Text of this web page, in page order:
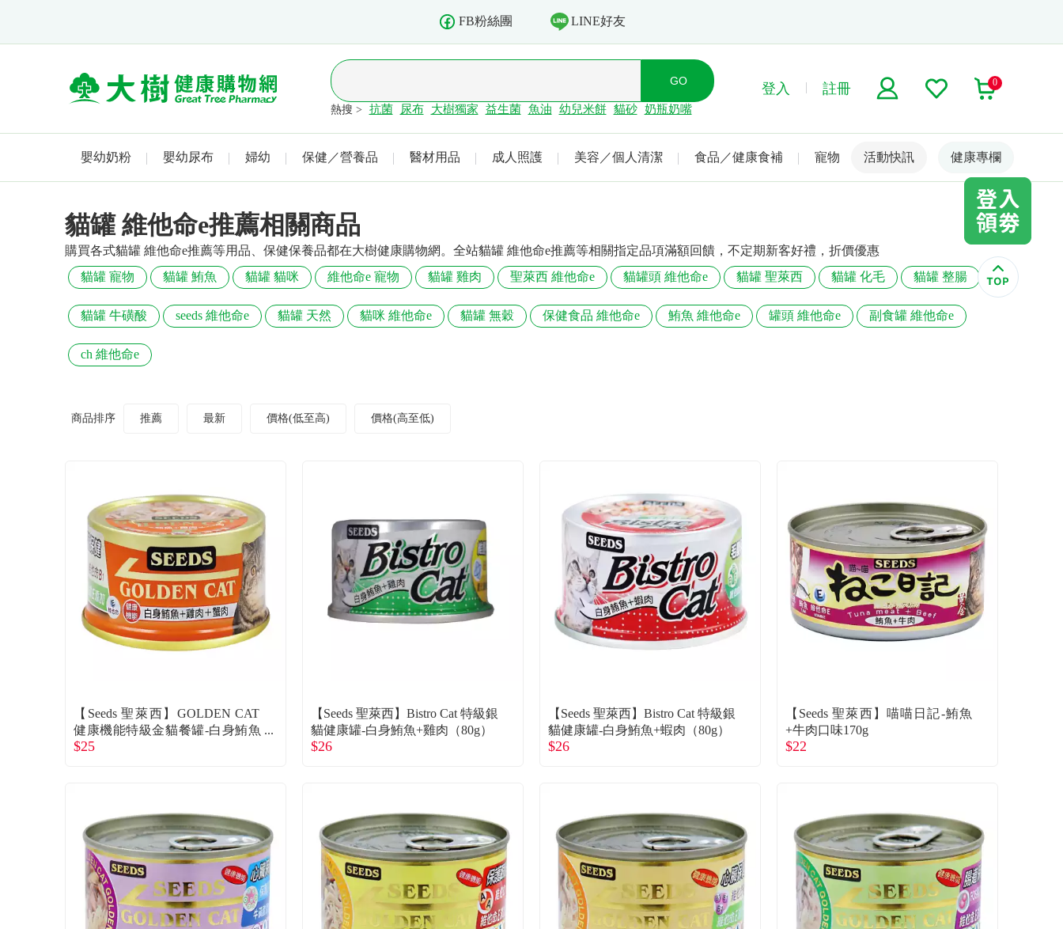
FB粉絲團 LINE好友
熱搜 > 抗菌 尿布 大樹獨家 益生菌 魚油 幼兒米餅 貓砂 奶瓶奶嘴
登入 註冊 0
嬰幼奶粉 嬰幼尿布 婦幼 保健／營養品 醫材用品 成人照護 美容／個人清潔 食品／健康食補 寵物 名人嚴選
活動快訊 健康專欄
貓罐 維他命e推薦相關商品
購買各式貓罐 維他命e推薦等用品、保健保養品都在大樹健康購物網。全站貓罐 維他命e推薦等相關指定品項滿額回饋，不定期新客好禮，折價優惠
貓罐 寵物
貓罐 鮪魚 貓罐 貓咪 維他命e 寵物 貓罐 雞肉 聖萊西 維他命e 貓罐頭 維他命e 貓罐 聖萊西 貓罐 化毛 貓罐 整腸
貓罐 牛磺酸 seeds 維他命e 貓罐 天然 貓咪 維他命e 貓罐 無穀 保健食品 維他命e 鮪魚 維他命e 罐頭 維他命e 副食罐 維他命e
ch 維他命e
商品排序 推薦 最新 價格(低至高) 價格(高至低)
【Seeds 聖萊西】GOLDEN CAT
健康機能特級金貓餐罐-白身鮪魚
+雞肉+蟹肉（80g）
$25
【Seeds 聖萊西】Bistro Cat 特級銀
貓健康罐-白身鮪魚+雞肉（80g）
$26
【Seeds 聖萊西】Bistro Cat 特級銀
貓健康罐-白身鮪魚+蝦肉（80g）
$26
【Seeds 聖萊西】喵喵日記-鮪魚
+牛肉口味170g
$22